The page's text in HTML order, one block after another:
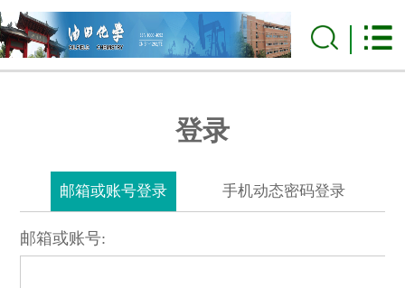
登录
邮箱或账号登录 手机动态密码登录
邮箱或账号: